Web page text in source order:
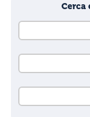
Cerca